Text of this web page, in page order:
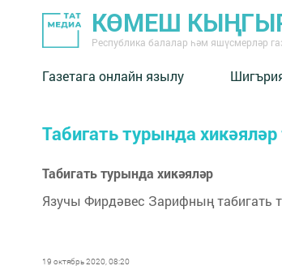
КӨМЕШ
Республика балалар һәм яшүсмерләр
Газетага онлайн язылу
Табигать турында
Табигать турында хикәяләр
Язучы Фирдәвес Зарифның табигать
19 октябрь 2020, 08:20